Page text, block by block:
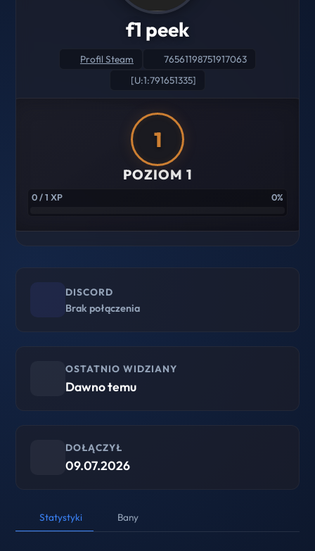
f1 peek
Profil Steam
76561198751917063
[U:1:791651335]
1
POZIOM 1
0 / 1 XP 0%
DISCORD
Brak połączenia
OSTATNIO WIDZIANY
Dawno temu
DOŁĄCZYŁ
09.07.2026
Statystyki Bany